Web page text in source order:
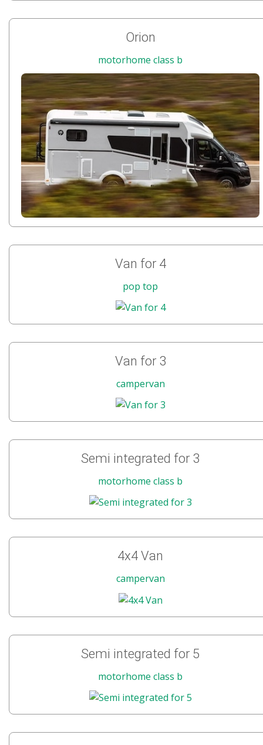
Orion
motorhome class b
Van for 4
pop top
Van for 3
campervan
Semi integrated for 3
motorhome class b
4x4 Van
campervan
Semi integrated for 5
motorhome class b